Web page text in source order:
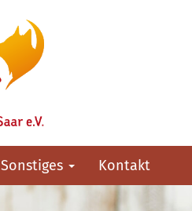
Sonstiges Kontakt